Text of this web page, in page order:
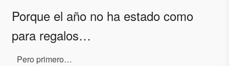
Porque el año no ha estado como
para regalos…
Pero primero…